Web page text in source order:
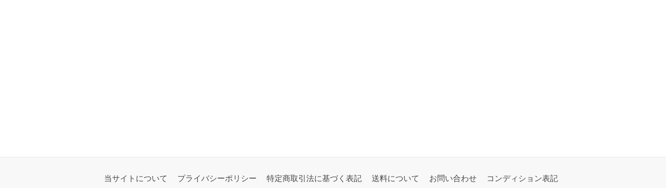
当サイトについて プライバシーポリシー 特定商取引法に基づく表記 送料について お問い合わせ コンディション表記